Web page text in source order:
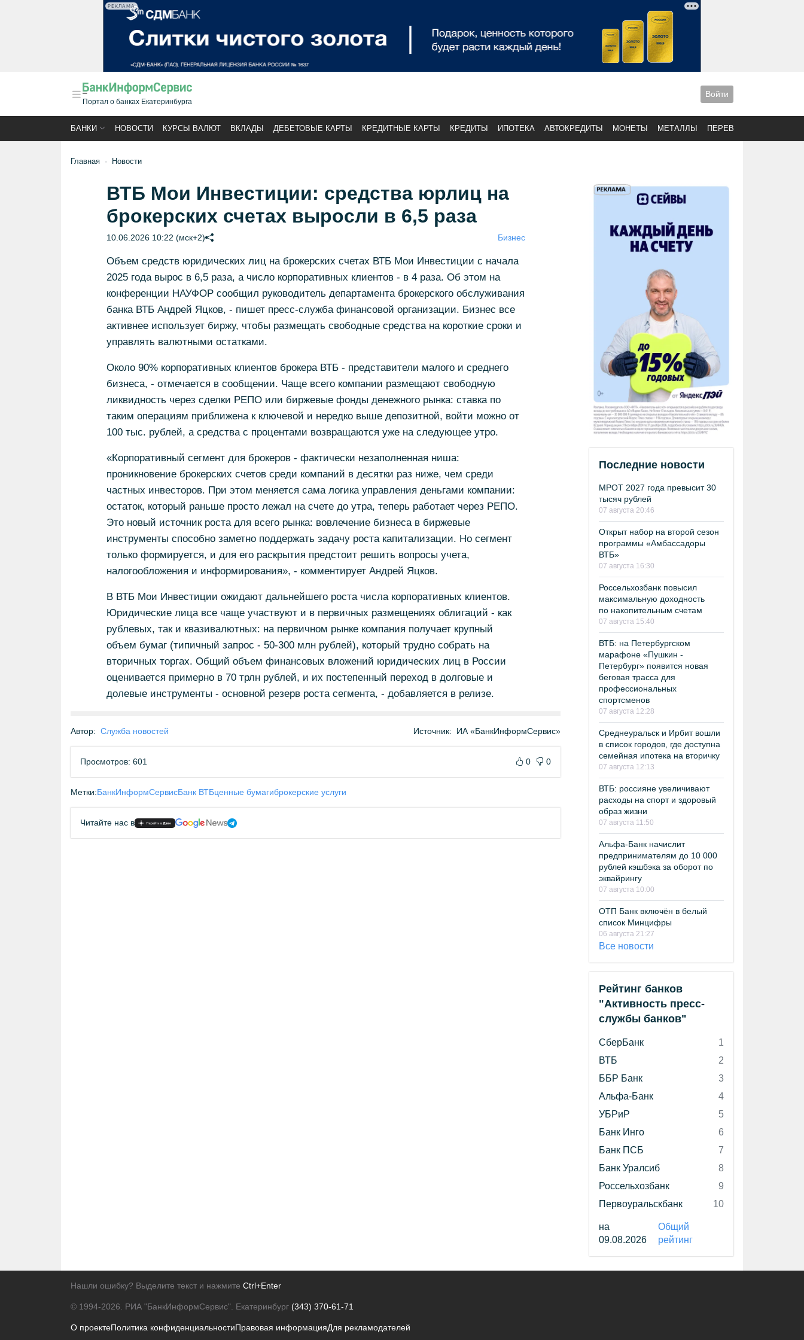
РЕКЛАМА
Портал о банках Екатеринбурга
Войти
БАНКИ НОВОСТИ КУРСЫ ВАЛЮТ ВКЛАДЫ ДЕБЕТОВЫЕ КАРТЫ КРЕДИТНЫЕ КАРТЫ КРЕДИТЫ ИПОТЕКА АВТОКРЕДИТЫ МОНЕТЫ МЕТАЛЛЫ ПЕРЕВОДЫ
Главная Новости
ВТБ Мои Инвестиции: средства юрлиц на
брокерских счетах выросли в 6,5 раза
10.06.2026 10:22 (мск+2) Бизнес
Объем средств юридических лиц на брокерских счетах ВТБ Мои Инвестиции с начала
2025 года вырос в 6,5 раза, а число корпоративных клиентов - в 4 раза. Об этом на
конференции НАУФОР сообщил руководитель департамента брокерского обслуживания
банка ВТБ Андрей Яцков, - пишет пресс-служба финансовой организации. Бизнес все
активнее использует биржу, чтобы размещать свободные средства на короткие сроки и
управлять валютными остатками.
Около 90% корпоративных клиентов брокера ВТБ - представители малого и среднего
бизнеса, - отмечается в сообщении. Чаще всего компании размещают свободную
ликвидность через сделки РЕПО или биржевые фонды денежного рынка: ставка по
таким операциям приближена к ключевой и нередко выше депозитной, войти можно от
100 тыс. рублей, а средства с процентами возвращаются уже на следующее утро.
«Корпоративный сегмент для брокеров - фактически незаполненная ниша:
проникновение брокерских счетов среди компаний в десятки раз ниже, чем среди
частных инвесторов. При этом меняется сама логика управления деньгами компании:
остаток, который раньше просто лежал на счете до утра, теперь работает через РЕПО.
Это новый источник роста для всего рынка: вовлечение бизнеса в биржевые
инструменты способно заметно поддержать задачу роста капитализации. Но сегмент
только формируется, и для его раскрытия предстоит решить вопросы учета,
налогообложения и информирования», - комментирует Андрей Яцков.
В ВТБ Мои Инвестиции ожидают дальнейшего роста числа корпоративных клиентов.
Юридические лица все чаще участвуют и в первичных размещениях облигаций - как
рублевых, так и квазивалютных: на первичном рынке компания получает крупный
объем бумаг (типичный запрос - 50-300 млн рублей), который трудно собрать на
вторичных торгах. Общий объем финансовых вложений юридических лиц в России
оценивается примерно в 70 трлн рублей, и их постепенный переход в долговые и
долевые инструменты - основной резерв роста сегмента, - добавляется в релизе.
Автор: Служба новостей Источник: ИА «БанкИнформСервис»
Просмотров: 601 0 0
Метки:БанкИнформСервисБанк ВТБценные бумагиброкерские услуги
Читайте нас в
Последние новости
МРОТ 2027 года превысит 30
тысяч рублей
07 августа 20:46
Открыт набор на второй сезон
программы «Амбассадоры
ВТБ»
07 августа 16:30
Россельхозбанк повысил
максимальную доходность
по накопительным счетам
07 августа 15:40
ВТБ: на Петербургском
марафоне «Пушкин -
Петербург» появится новая
беговая трасса для
профессиональных
спортсменов
07 августа 12:28
Среднеуральск и Ирбит вошли
в список городов, где доступна
семейная ипотека на вторичку
07 августа 12:13
ВТБ: россияне увеличивают
расходы на спорт и здоровый
образ жизни
07 августа 11:50
Альфа-Банк начислит
предпринимателям до 10 000
рублей кэшбэка за оборот по
эквайрингу
07 августа 10:00
ОТП Банк включён в белый
список Минцифры
06 августа 21:27
Все новости
Рейтинг банков
"Активность пресс-
службы банков"
СберБанк
1
ВТБ
2
ББР Банк
3
Альфа-Банк
4
УБРиР
5
Банк Инго
6
Банк ПСБ
7
Банк Уралсиб
8
Россельхозбанк
9
Первоуральскбанк
10
на
09.08.2026
Общий
рейтинг
Нашли ошибку? Выделите текст и нажмите Ctrl+Enter
© 1994-2026. РИА "БанкИнформСервис". Екатеринбург (343) 370-61-71
О проектеПолитика конфиденциальностиПравовая информацияДля рекламодателей